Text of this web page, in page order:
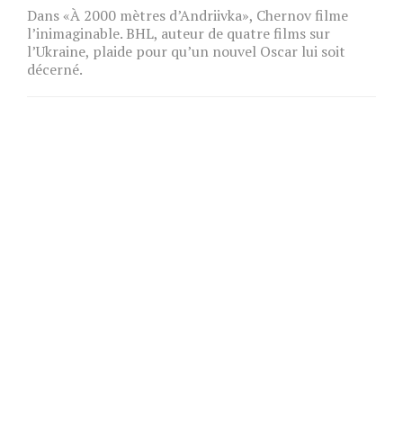
Dans «À 2000 mètres d’Andriivka», Chernov filme
l’inimaginable. BHL, auteur de quatre films sur
l’Ukraine, plaide pour qu’un nouvel Oscar lui soit
décerné.